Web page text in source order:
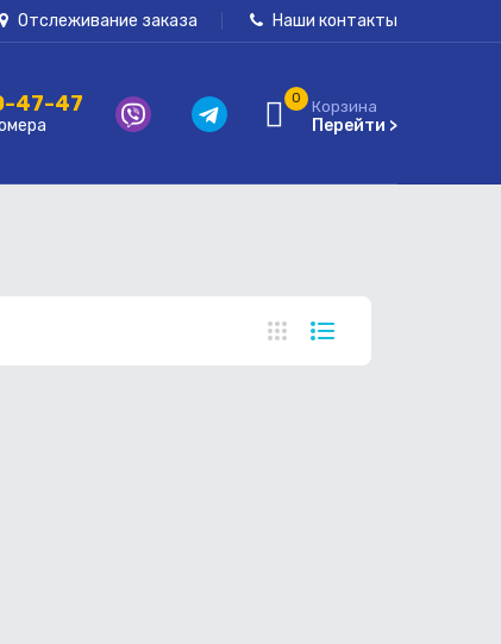
Отслеживание заказа Наши контакты
47-47 0 Корзина
Перейти >